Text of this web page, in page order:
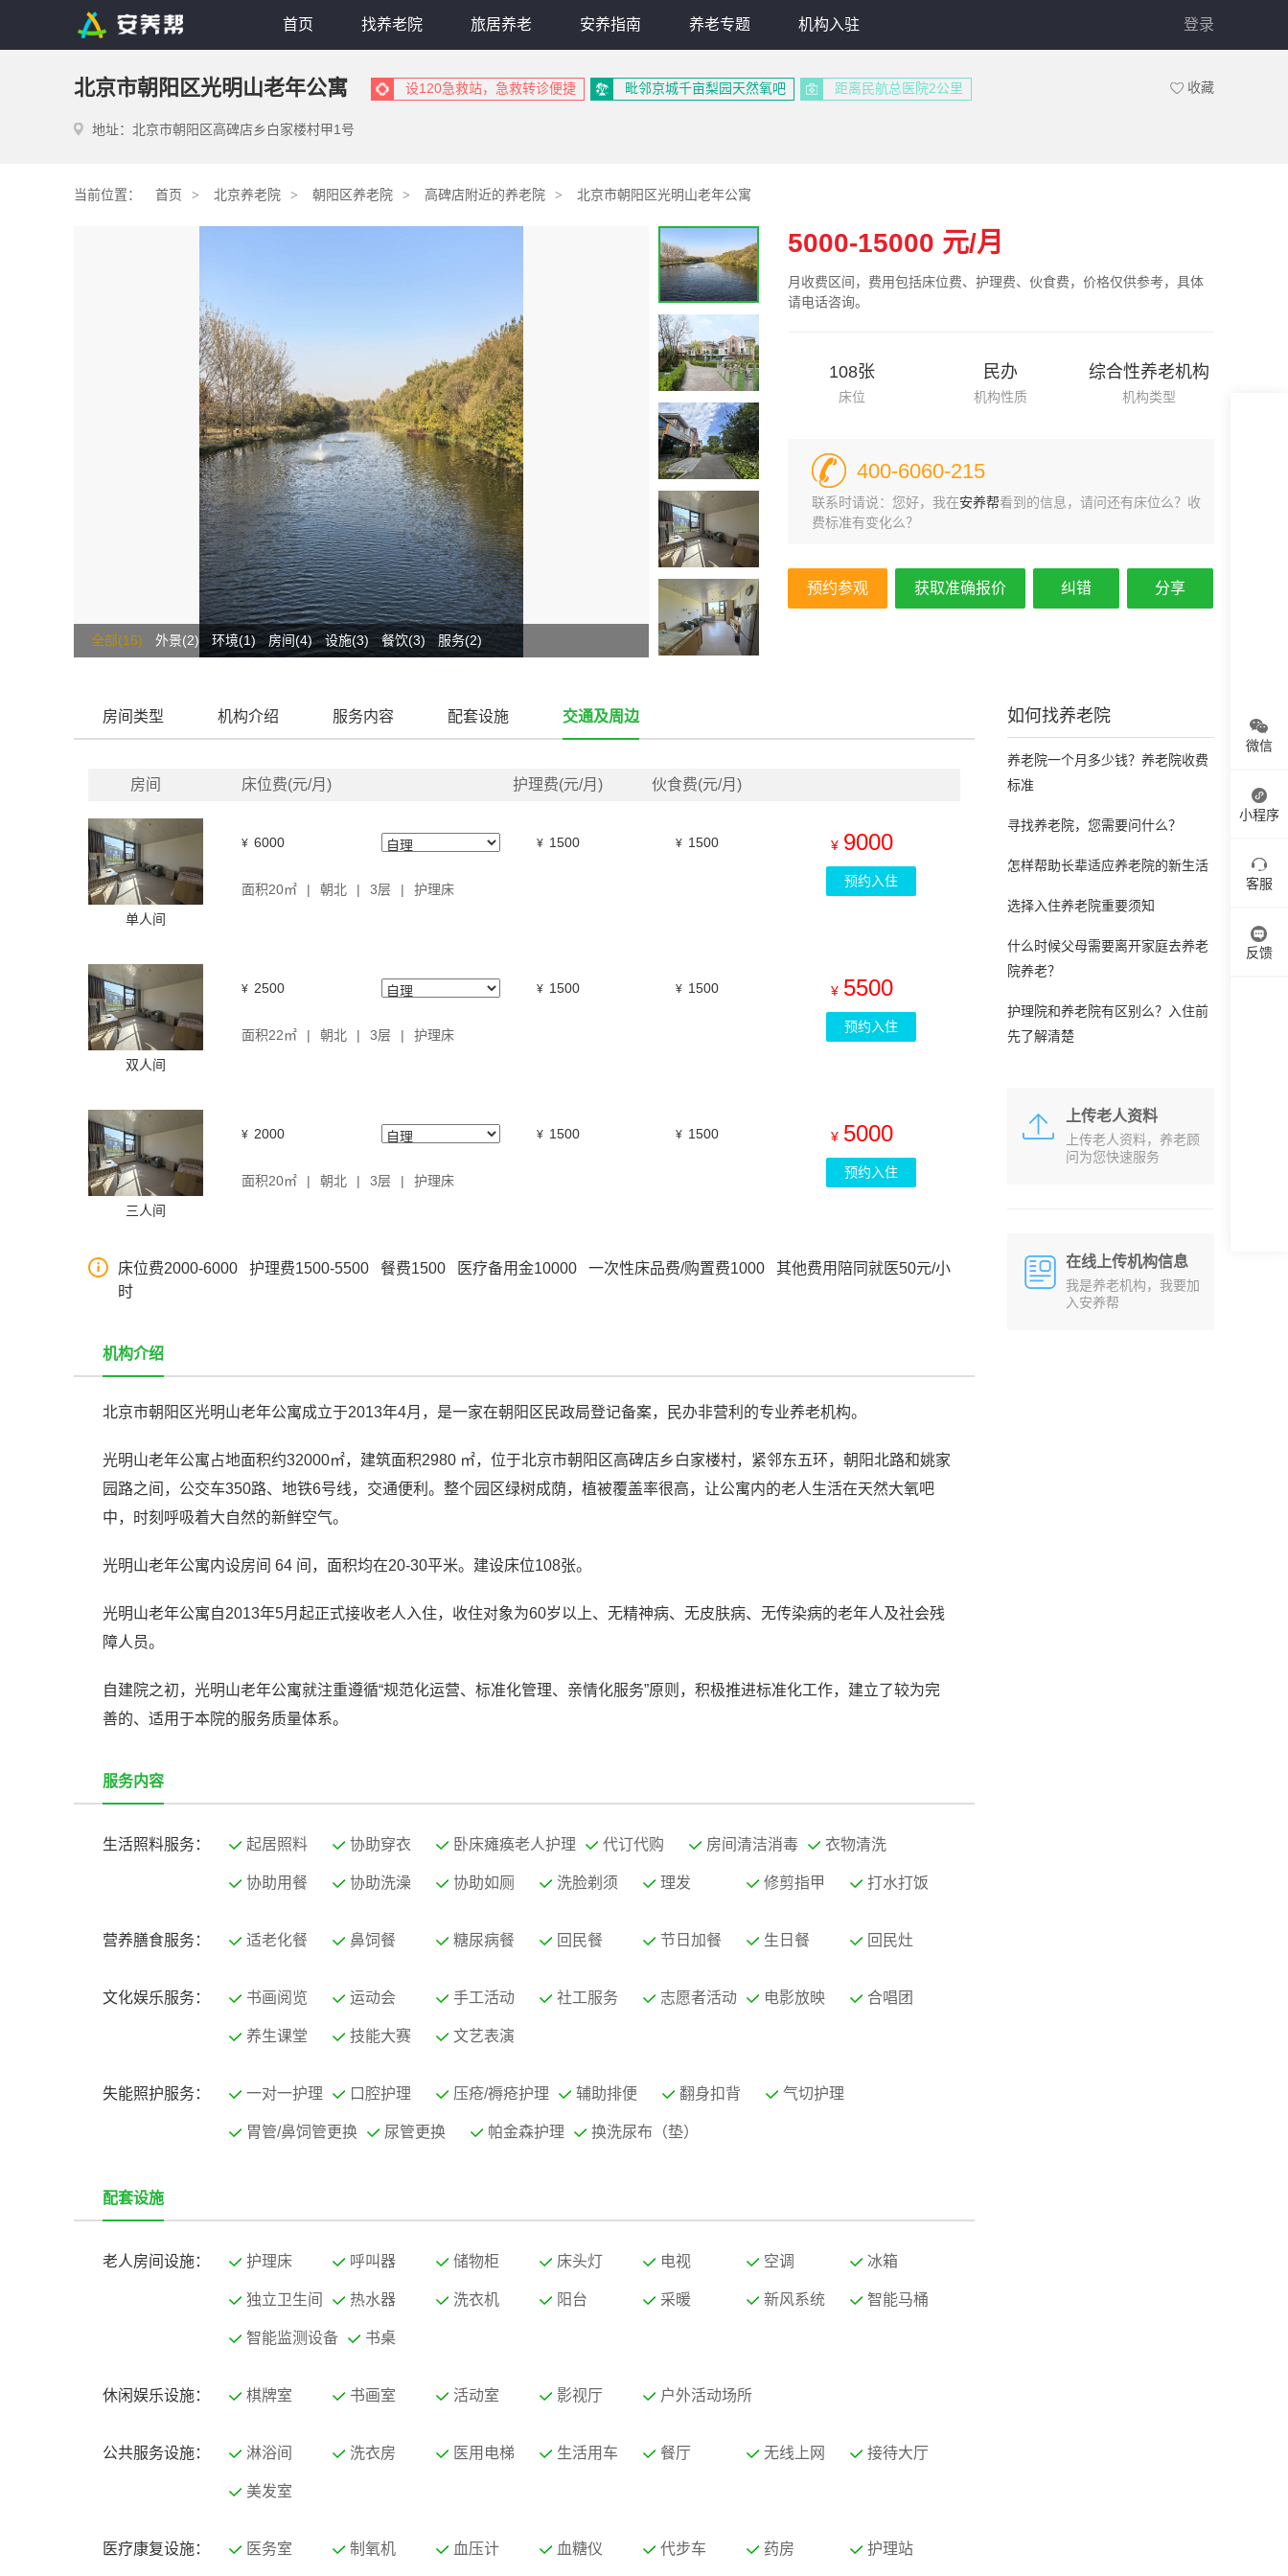
首页 找养老院 旅居养老 安养指南 养老专题 机构入驻 登录
北京市朝阳区光明山老年公寓 设120急救站，急救转诊便捷 毗邻京城千亩梨园天然氧吧 距离民航总医院2公里
地址：北京市朝阳区高碑店乡白家楼村甲1号
收藏
当前位置： 首页 北京养老院 朝阳区养老院 高碑店附近的养老院 北京市朝阳区光明山老年公寓
全部(15) 外景(2) 环境(1) 房间(4) 设施(3) 餐饮(3) 服务(2)
5000-15000 元/月
月收费区间，费用包括床位费、护理费、伙食费，价格仅供参考，具体
请电话咨询。
108张
床位
民办
机构性质
综合性养老机构
机构类型
400-6060-215
联系时请说：您好，我在安养帮看到的信息，请问还有床位么？收
费标准有变化么？
预约参观 获取准确报价 纠错 分享
房间类型 机构介绍 服务内容 配套设施 交通及周边
房间 床位费(元/月) 护理费(元/月) 伙食费(元/月)
单人间
¥ 6000 ¥ 1500 ¥ 1500
面积20㎡ 朝北 3层 护理床
¥ 9000
预约入住
双人间
¥ 2500 ¥ 1500 ¥ 1500
面积22㎡ 朝北 3层 护理床
¥ 5500
预约入住
三人间
¥ 2000 ¥ 1500 ¥ 1500
面积20㎡ 朝北 3层 护理床
¥ 5000
预约入住
床位费2000-6000 护理费1500-5500 餐费1500 医疗备用金10000 一次性床品费/购置费1000 其他费用陪同就医50元/小
时
机构介绍
北京市朝阳区光明山老年公寓成立于2013年4月，是一家在朝阳区民政局登记备案，民办非营利的专业养老机构。
光明山老年公寓占地面积约32000㎡，建筑面积2980 ㎡，位于北京市朝阳区高碑店乡白家楼村，紧邻东五环，朝阳北路和姚家
园路之间，公交车350路、地铁6号线，交通便利。整个园区绿树成荫，植被覆盖率很高，让公寓内的老人生活在天然大氧吧
中，时刻呼吸着大自然的新鲜空气。
光明山老年公寓内设房间 64 间，面积均在20-30平米。建设床位108张。
光明山老年公寓自2013年5月起正式接收老人入住，收住对象为60岁以上、无精神病、无皮肤病、无传染病的老年人及社会残
障人员。
自建院之初，光明山老年公寓就注重遵循“规范化运营、标准化管理、亲情化服务”原则，积极推进标准化工作，建立了较为完
善的、适用于本院的服务质量体系。
服务内容
生活照料服务： 起居照料 协助穿衣 卧床瘫痪老人护理 代订代购 房间清洁消毒 衣物清洗
协助用餐 协助洗澡 协助如厕 洗脸剃须 理发 修剪指甲 打水打饭
营养膳食服务： 适老化餐 鼻饲餐 糖尿病餐 回民餐 节日加餐 生日餐 回民灶
文化娱乐服务： 书画阅览 运动会 手工活动 社工服务 志愿者活动 电影放映 合唱团
养生课堂 技能大赛 文艺表演
失能照护服务： 一对一护理 口腔护理 压疮/褥疮护理 辅助排便 翻身扣背 气切护理
胃管/鼻饲管更换 尿管更换 帕金森护理 换洗尿布（垫）
配套设施
老人房间设施： 护理床 呼叫器 储物柜 床头灯 电视 空调 冰箱
独立卫生间 热水器 洗衣机 阳台 采暖 新风系统 智能马桶
智能监测设备 书桌
休闲娱乐设施： 棋牌室 书画室 活动室 影视厅 户外活动场所
公共服务设施： 淋浴间 洗衣房 医用电梯 生活用车 餐厅 无线上网 接待大厅
美发室
医疗康复设施： 医务室 制氧机 血压计 血糖仪 代步车 药房 护理站
如何找养老院
养老院一个月多少钱？养老院收费
标准
寻找养老院，您需要问什么？
怎样帮助长辈适应养老院的新生活
选择入住养老院重要须知
什么时候父母需要离开家庭去养老
院养老？
护理院和养老院有区别么？入住前
先了解清楚
上传老人资料
上传老人资料，养老顾
问为您快速服务
在线上传机构信息
我是养老机构，我要加
入安养帮
微信
小程序
客服
反馈